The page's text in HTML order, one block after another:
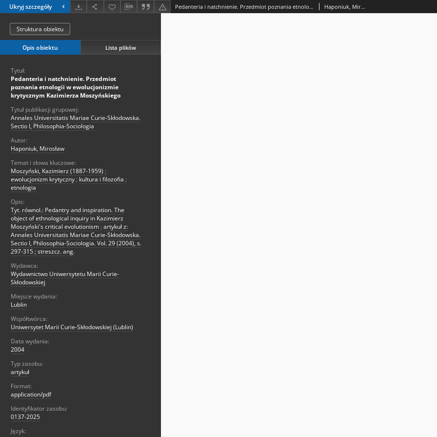
Ukryj szczegóły Pedanteria i natchnienie. Przedmiot poznania etnologii w ewolucjonizmie krytycznym Kazimierza Moszyńskiego Haponiuk, Mirosław
Struktura obiektu
Opis obiektu Lista plików
Tytuł:
Pedanteria i natchnienie. Przedmiot
poznania etnologii w ewolucjonizmie
krytycznym Kazimierza Moszyńskiego
Tytuł publikacji grupowej:
Annales Universitatis Mariae Curie-Skłodowska.
Sectio I, Philosophia-Sociologia
Autor:
Haponiuk, Mirosław
Temat i słowa kluczowe:
Moszyński, Kazimierz (1887-1959) ;
ewolucjonizm krytyczny ; kultura i filozofia ;
etnologia
Opis:
Tyt. równol.: Pedantry and inspiration. The
object of ethnological inquiry in Kazimierz
Moszyński's critical evolutionism ; artykuł z:
Annales Universitatis Mariae Curie-Skłodowska.
Sectio I, Philosophia-Sociologia. Vol. 29 (2004), s.
297-315 ; streszcz. ang.
Wydawca:
Wydawnictwo Uniwersytetu Marii Curie-
Skłodowskiej
Miejsce wydania:
Lublin
Współtwórca:
Uniwersytet Marii Curie-Skłodowskiej (Lublin)
Data wydania:
2004
Typ zasobu:
artykuł
Format:
application/pdf
Identyfikator zasobu:
0137-2025
Język: